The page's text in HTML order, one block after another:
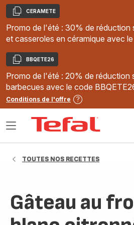
Copier
CERAMETE
Promo de l'été : 30% de réduction
et casseroles en céramique avec
Copier
BBQETE26
Promo de l'été : 20% de réduction
barbecues avec le code
Conditions de l'offre
Ouvrir
TOUTES NOS RECETTES
Gâteau au